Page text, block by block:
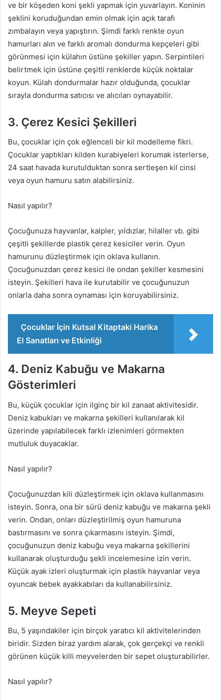
ve bir köşeden koni şekli yapmak için yuvarlayın. Koninin
şeklini koruduğundan emin olmak için açık tarafı
zımbalayın veya yapıştırın. Şimdi farklı renkte oyun
hamurları alın ve farklı aromalı dondurma kepçeleri gibi
görünmesi için külahın üstüne şekiller yapın. Serpintileri
belirtmek için üstüne çeşitli renklerde küçük noktalar
koyun. Külah dondurmalar hazır olduğunda, çocuklar
sırayla dondurma satıcısı ve alıcıları oynayabilir.
3. Çerez Kesici Şekilleri
Bu, çocuklar için çok eğlenceli bir kil modelleme fikri.
Çocuklar yaptıkları kilden kurabiyeleri korumak isterlerse,
24 saat havada kurutulduktan sonra sertleşen kil cinsi
veya oyun hamuru satın alabilirsiniz.
Nasıl yapılır?
Çocuğunuza hayvanlar, kalpler, yıldızlar, hilaller vb. gibi
çeşitli şekillerde plastik çerez kesiciler verin. Oyun
hamurunu düzleştirmek için oklava kullanın.
Çocuğunuzdan çerez kesici ile ondan şekiller kesmesini
isteyin. Şekilleri hava ile kurutabilir ve çocuğunuzun
onlarla daha sonra oynaması için koruyabilirsiniz.
Çocuklar İçin Kutsal Kitaptaki Harika
El Sanatları ve Etkinliği
4. Deniz Kabuğu ve Makarna
Gösterimleri
Bu, küçük çocuklar için ilginç bir kil zanaat aktivitesidir.
Deniz kabukları ve makarna şekilleri kullanılarak kil
üzerinde yapılabilecek farklı izlenimleri görmekten
mutluluk duyacaklar.
Nasıl yapılır?
Çocuğunuzdan kili düzleştirmek için oklava kullanmasını
isteyin. Sonra, ona bir sürü deniz kabuğu ve makarna şekli
verin. Ondan, onları düzleştirilmiş oyun hamuruna
bastırmasını ve sonra çıkarmasını isteyin. Şimdi,
çocuğunuzun deniz kabuğu veya makarna şekillerini
kullanarak oluşturduğu şekli incelemesine izin verin.
Küçük ayak izleri oluşturmak için plastik hayvanlar veya
oyuncak bebek ayakkabıları da kullanabilirsiniz.
5. Meyve Sepeti
Bu, 5 yaşındakiler için birçok yaratıcı kil aktivitelerinden
biridir. Sizden biraz yardım alarak, çok gerçekçi ve renkli
görünen küçük killi meyvelerden bir sepet oluşturabilirler.
Nasıl yapılır?